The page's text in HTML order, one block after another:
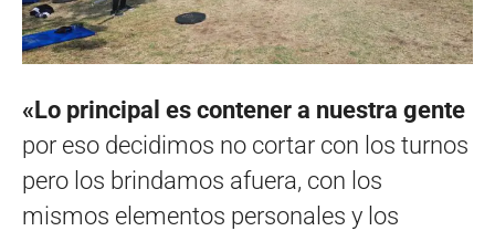
«Lo principal es contener a nuestra gente
por eso decidimos no cortar con los turnos
pero los brindamos afuera, con los
mismos elementos personales y los